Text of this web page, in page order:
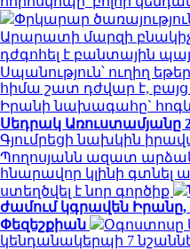
Փրկարար
Արարատի մարզի
դժգոհել է բանտային
Սպանություն՝ ուղիղ
հիմա շատ դժվար է, բայց
Իրանի նախագահը`
Սեդրակ Առուստամյանը
Գյումրեցի նախկին
Պողոսյանն ազատ
հնարավոր կլինի գտնել
ստեղծվել է նոր գործիք
ժամում կգրավեն
Փեզեշքիան
Օգոստոսը
կենդանակերպի 7